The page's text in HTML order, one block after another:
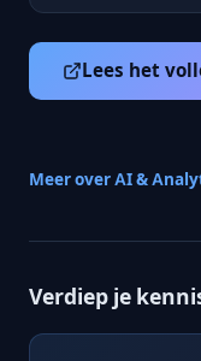
Lees het
Meer over AI &
Verdiep je